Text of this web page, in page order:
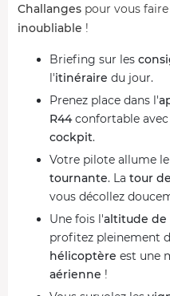
Challanges pour vous
inoubliable !
Briefing sur les
l'itinéraire du jour.
Prenez place dans l'
R44confortable avec
cockpit.
Votre pilote allume
tournante. La tour
vous décollez
Une fois l'altitude de
profitez pleinement
hélicoptère est une
aérienne !